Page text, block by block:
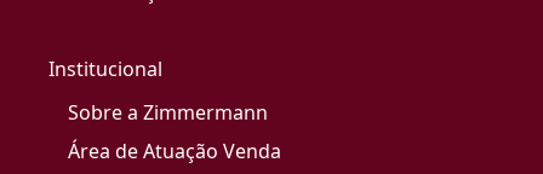
Institucional
Sobre a Zimmermann
Área de Atuação Venda